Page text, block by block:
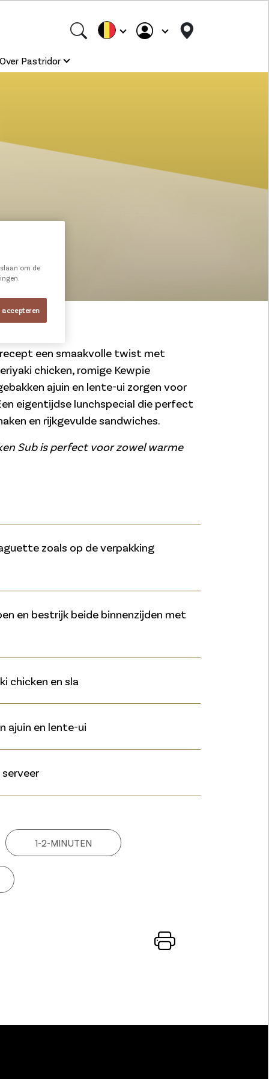
Over Pastridor
een smaakvolle twist met
chicken, romige Kewpie
ajuin en lente-ui zorgen voor
eigentijdse lunchspecial die perfect
en rijkgevulde sandwiches.
Sub is perfect voor zowel warme
zoals op de verpakking
en bestrijk beide binnenzijden met
chicken en sla
ajuin en lente-ui
1-2-MINUTEN
om de